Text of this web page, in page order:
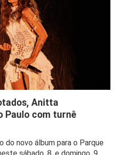
Anitta
Paulo com turnê
do novo álbum para o Parque